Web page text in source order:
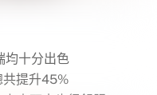
均十分出色
共提升45%